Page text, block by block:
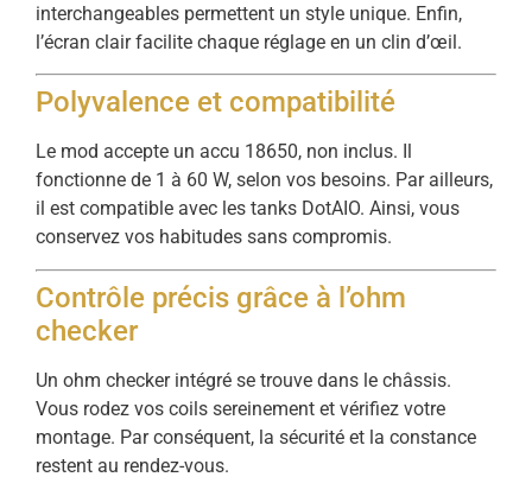
interchangeables permettent un style unique. Enfin,
l’écran clair facilite chaque réglage en un clin d’œil.
Polyvalence et compatibilité
Le mod accepte un accu 18650, non inclus. Il
fonctionne de 1 à 60 W, selon vos besoins. Par ailleurs,
il est compatible avec les tanks DotAIO. Ainsi, vous
conservez vos habitudes sans compromis.
Contrôle précis grâce à l’ohm
checker
Un ohm checker intégré se trouve dans le châssis.
Vous rodez vos coils sereinement et vérifiez votre
montage. Par conséquent, la sécurité et la constance
restent au rendez-vous.